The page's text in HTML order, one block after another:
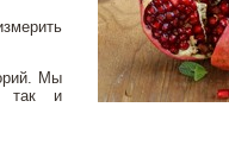
Мы
так и